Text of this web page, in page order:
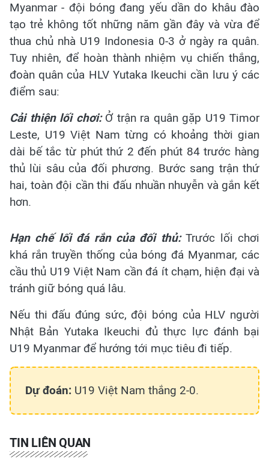
Myanmar - đội bóng đang yếu dần do khâu đào
tạo trẻ không tốt những năm gần đây và vừa để
thua chủ nhà U19 Indonesia 0-3 ở ngày ra quân.
Tuy nhiên, để hoàn thành nhiệm vụ chiến thắng,
đoàn quân của HLV Yutaka Ikeuchi cần lưu ý các
điểm sau:
Cải thiện lối chơi: Ở trận ra quân gặp U19 Timor
Leste, U19 Việt Nam từng có khoảng thời gian
dài bế tắc từ phút thứ 2 đến phút 84 trước hàng
thủ lùi sâu của đối phương. Bước sang trận thứ
hai, toàn đội cần thi đấu nhuần nhuyễn và gắn kết
hơn.
Hạn chế lối đá rắn của đối thủ:Trước lối chơi
khá rắn truyền thống của bóng đá Myanmar, các
cầu thủ U19 Việt Nam cần đá ít chạm, hiện đại và
tránh giữ bóng quá lâu.
Nếu thi đấu đúng sức, đội bóng của HLV người
Nhật Bản Yutaka Ikeuchi đủ thực lực đánh bại
U19 Myanmar để hướng tới mục tiêu đi tiếp.
Dự đoán: U19 Việt Nam thắng 2-0.
TIN LIÊN QUAN